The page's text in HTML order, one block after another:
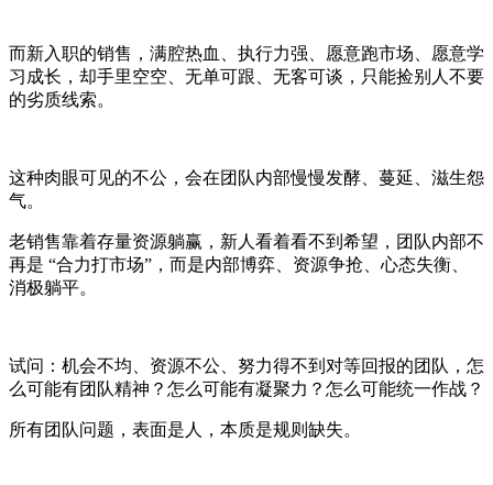
而新入职的销售，满腔热血、执行力强、愿意跑市场、愿意学
习成长，却手里空空、无单可跟、无客可谈，只能捡别人不要
的劣质线索。
这种肉眼可见的不公，会在团队内部慢慢发酵、蔓延、滋生怨
气。
老销售靠着存量资源躺赢，新人看着看不到希望，团队内部不
再是 “合力打市场”，而是内部博弈、资源争抢、心态失衡、
消极躺平。
试问：机会不均、资源不公、努力得不到对等回报的团队，怎
么可能有团队精神？怎么可能有凝聚力？怎么可能统一作战？
所有团队问题，表面是人，本质是规则缺失。